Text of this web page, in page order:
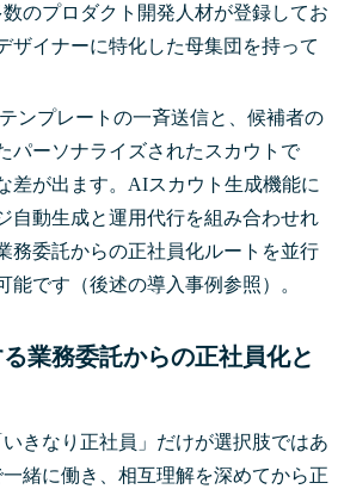
数のプロダクト開発人材が登録してお
ザイナーに特化した母集団を持って
ンプレートの一斉送信と、候補者の
パーソナライズされたスカウトで
差が出ます。AIスカウト生成機能に
自動生成と運用代行を組み合わせれ
務委託からの正社員化ルートを並行
能です（後述の導入事例参照）。
業務委託からの正社員化と
きなり正社員」だけが選択肢ではあ
緒に働き、相互理解を深めてから正